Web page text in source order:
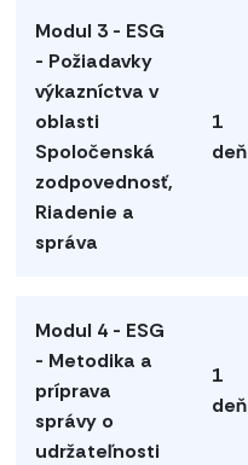
Modul 3 - ESG
- Požiadavky
výkazníctva v
oblasti
Spoločenská
zodpovednosť,
Riadenie a
správa
1
deň
Modul 4 - ESG
- Metodika a
príprava
správy o
udržateľnosti
1
deň